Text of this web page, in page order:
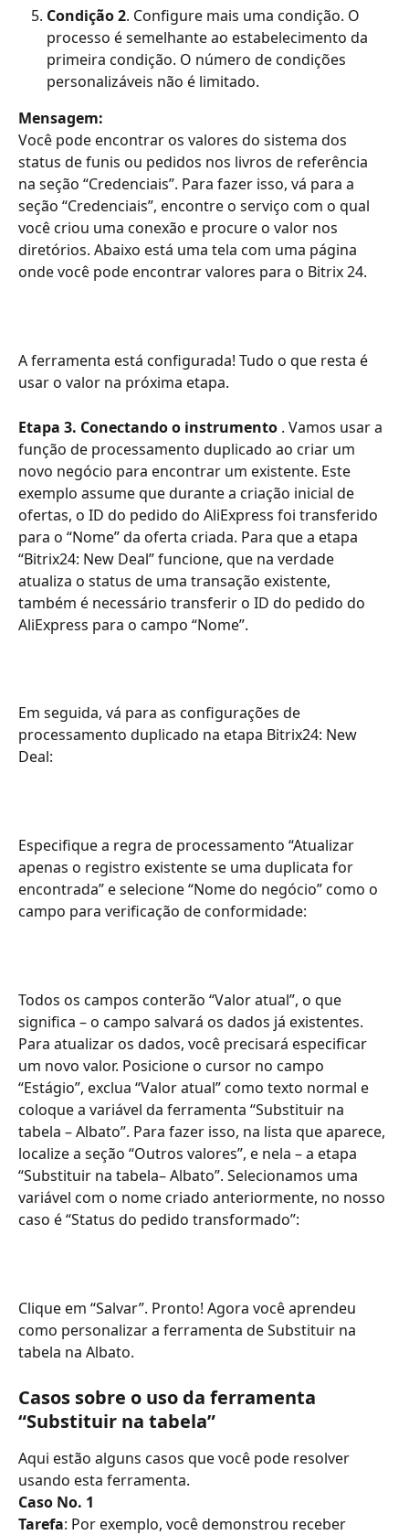
Condição 2. Configure mais uma condição. O
processo é semelhante ao estabelecimento da
primeira condição. O número de condições
personalizáveis ​​não é limitado.
Mensagem:
Você pode encontrar os valores do sistema dos
status de funis ou pedidos nos livros de referência
na seção “Credenciais”. Para fazer isso, vá para a
seção “Credenciais”, encontre o serviço com o qual
você criou uma conexão e procure o valor nos
diretórios. Abaixo está uma tela com uma página
onde você pode encontrar valores para o Bitrix 24.
A ferramenta está configurada! Tudo o que resta é
usar o valor na próxima etapa.
Etapa 3. Conectando o instrumento . Vamos usar a
função de processamento duplicado ao criar um
novo negócio para encontrar um existente. Este
exemplo assume que durante a criação inicial de
ofertas, o ID do pedido do AliExpress foi transferido
para o “Nome” da oferta criada. Para que a etapa
“Bitrix24: New Deal” funcione, que na verdade
atualiza o status de uma transação existente,
também é necessário transferir o ID do pedido do
AliExpress para o campo “Nome”.
Em seguida, vá para as configurações de
processamento duplicado na etapa Bitrix24: New
Deal:
Especifique a regra de processamento “Atualizar
apenas o registro existente se uma duplicata for
encontrada” e selecione “Nome do negócio” como o
campo para verificação de conformidade:
Todos os campos conterão “Valor atual”, o que
significa – o campo salvará os dados já existentes.
Para atualizar os dados, você precisará especificar
um novo valor. Posicione o cursor no campo
“Estágio”, exclua “Valor atual” como texto normal e
coloque a variável da ferramenta “Substituir na
tabela – Albato”. Para fazer isso, na lista que aparece,
localize a seção “Outros valores”, e nela – a etapa
“Substituir na tabela– Albato”. Selecionamos uma
variável com o nome criado anteriormente, no nosso
caso é “Status do pedido transformado”:
Clique em “Salvar”. Pronto! Agora você aprendeu
como personalizar a ferramenta de Substituir na
tabela na Albato.
Casos sobre o uso da ferramenta
“Substituir na tabela”
Aqui estão alguns casos que você pode resolver
usando esta ferramenta.
Caso No. 1
Tarefa: Por exemplo, você demonstrou receber